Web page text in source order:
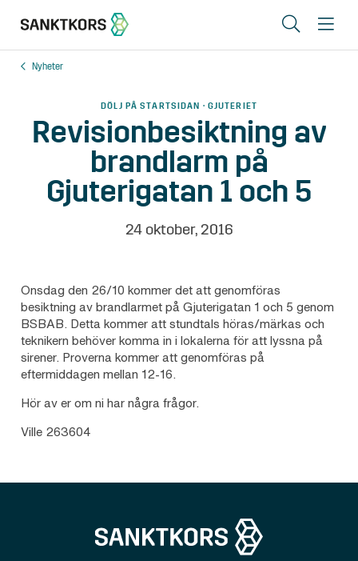
Sök
Områden
Erbjudande
Om oss
In English
Nyheter
DÖLJ PÅ STARTSIDAN · GJUTERIET
Revisionbesiktning av
brandlarm på
Gjuterigatan 1 och 5
24 oktober, 2016
Onsdag den 26/10 kommer det att genomföras
besiktning av brandlarmet på Gjuterigatan 1 och 5 genom
BSBAB. Detta kommer att stundtals höras/märkas och
teknikern behöver komma in i lokalerna för att lyssna på
sirener. Proverna kommer att genomföras på
eftermiddagen mellan 12-16.
Hör av er om ni har några frågor.
Ville 263604